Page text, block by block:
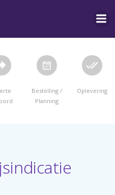
Bestelling /
Planning
Oplevering